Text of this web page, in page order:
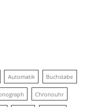
Automatik Buchstabe
Chronouhr